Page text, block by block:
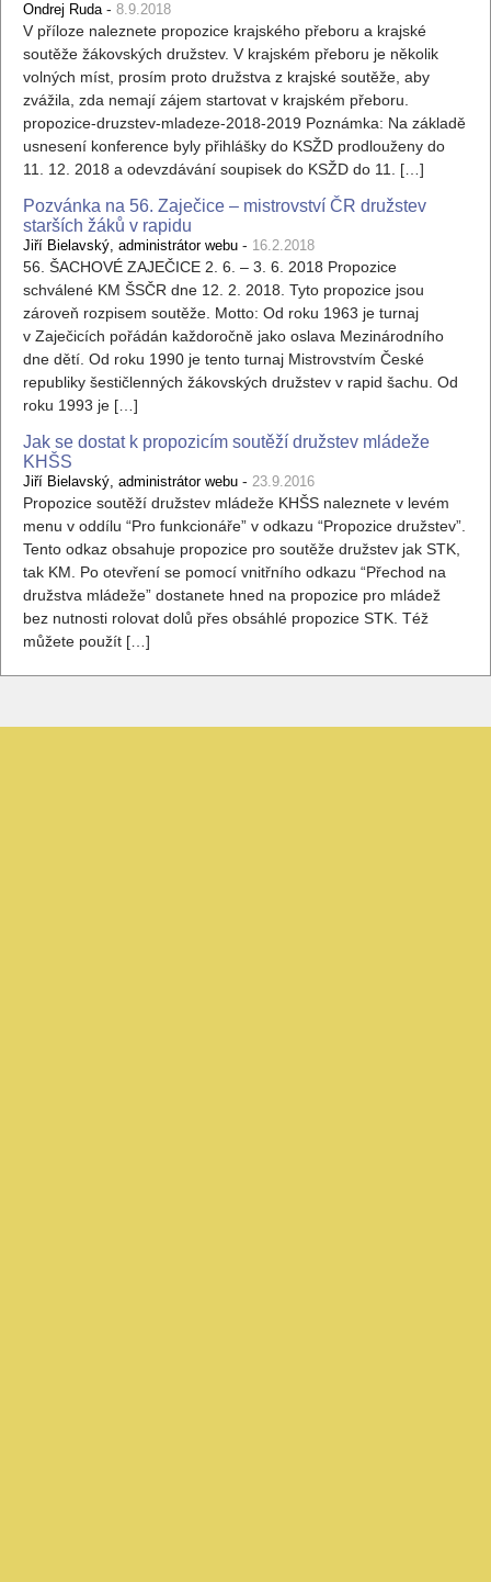
Ondrej Ruda - 8.9.2018
V příloze naleznete propozice krajského přeboru a krajské
soutěže žákovských družstev. V krajském přeboru je několik
volných míst, prosím proto družstva z krajské soutěže, aby
zvážila, zda nemají zájem startovat v krajském přeboru.
propozice-druzstev-mladeze-2018-2019 Poznámka: Na základě
usnesení konference byly přihlášky do KSŽD prodlouženy do
11. 12. 2018 a odevzdávání soupisek do KSŽD do 11. […]
Pozvánka na 56. Zaječice – mistrovství ČR družstev
starších žáků v rapidu
Jiří Bielavský, administrátor webu - 16.2.2018
56. ŠACHOVÉ ZAJEČICE 2. 6. – 3. 6. 2018 Propozice
schválené KM ŠSČR dne 12. 2. 2018. Tyto propozice jsou
zároveň rozpisem soutěže. Motto: Od roku 1963 je turnaj
v Zaječicích pořádán každoročně jako oslava Mezinárodního
dne dětí. Od roku 1990 je tento turnaj Mistrovstvím České
republiky šestičlenných žákovských družstev v rapid šachu. Od
roku 1993 je […]
Jak se dostat k propozicím soutěží družstev mládeže
KHŠS
Jiří Bielavský, administrátor webu - 23.9.2016
Propozice soutěží družstev mládeže KHŠS naleznete v levém
menu v oddílu “Pro funkcionáře” v odkazu “Propozice družstev”.
Tento odkaz obsahuje propozice pro soutěže družstev jak STK,
tak KM. Po otevření se pomocí vnitřního odkazu “Přechod na
družstva mládeže” dostanete hned na propozice pro mládež
bez nutnosti rolovat dolů přes obsáhlé propozice STK. Též
můžete použít […]